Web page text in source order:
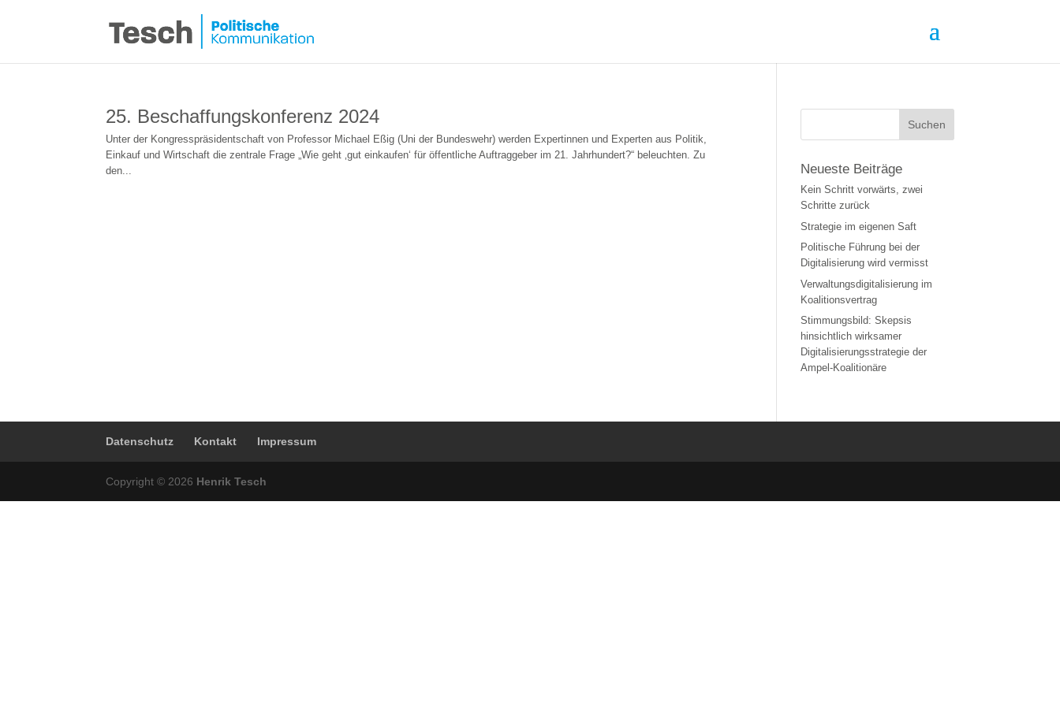
25. Beschaffungskonferenz 2024
Unter der Kongresspräsidentschaft von Professor Michael Eßig (Uni der Bundeswehr) werden Expertinnen und Experten aus Politik,
Einkauf und Wirtschaft die zentrale Frage „Wie geht ‚gut einkaufen‘ für öffentliche Auftraggeber im 21. Jahrhundert?“ beleuchten. Zu
den...
Neueste Beiträge
Kein Schritt vorwärts, zwei
Schritte zurück
Strategie im eigenen Saft
Politische Führung bei der
Digitalisierung wird vermisst
Verwaltungsdigitalisierung im
Koalitionsvertrag
Stimmungsbild: Skepsis
hinsichtlich wirksamer
Digitalisierungsstrategie der
Ampel-Koalitionäre
Datenschutz Kontakt Impressum
Copyright © 2026 Henrik Tesch